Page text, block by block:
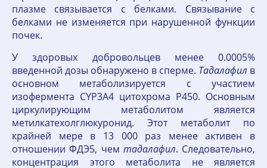
плазме связывается с белками. Связывание с
белками не изменяется при нарушенной функции
почек.
У здоровых добровольцев менее 0.0005%
введенной дозы обнаружено в сперме. Тадалафил в
основном метаболизируется с участием
изофермента CYP3A4 цитохрома Р450. Основным
циркулирующим метаболитом является
метилкатехолглюкуронид. Этот метаболит по
крайней мере в 13 000 раз менее активен в
отношении ФДЭ5, чем тадалафил. Следовательно,
концентрация этого метаболита не является